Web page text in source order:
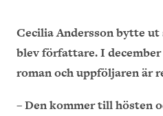
Cecilia Andersson bytte
blev författare. I
roman och uppföljaren är
– Den kommer till hösten